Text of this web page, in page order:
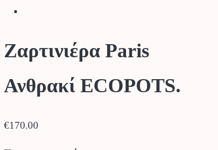
Ζαρτινιέρα Paris
Ανθρακί ECOPOTS.
€170.00